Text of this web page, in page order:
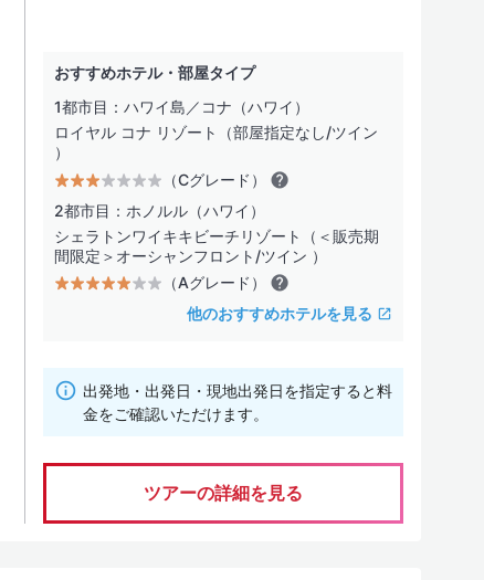
おすすめホテル・部屋タイプ
1都市目：ハワイ島／コナ（ハワイ）
ロイヤル コナ リゾート（部屋指定なし/ツイン
）
（Cグレード）
2都市目：ホノルル（ハワイ）
シェラトンワイキキビーチリゾート（＜販売期
間限定＞オーシャンフロント/ツイン ）
（Aグレード）
他のおすすめホテルを見る
出発地・出発日・現地出発日を指定すると料
金をご確認いただけます。
ツアーの詳細を見る